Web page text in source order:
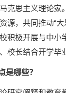
克思主义理论家
源，共同推动“
积极开展与中
校长结合开学毕
是哪些？